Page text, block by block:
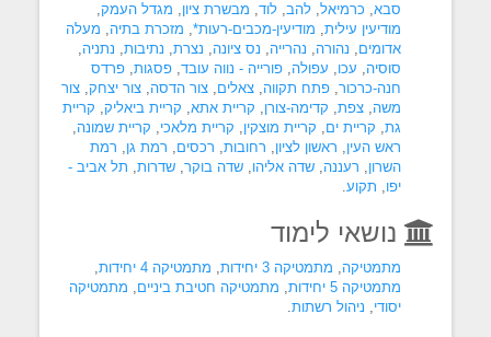
סבא, כרמיאל, להב, לוד, מבשרת ציון, מגדל העמק,
מודיעין עילית, מודיעין-מכבים-רעות*, מזכרת בתיה, מעלה
אדומים, נהורה, נהרייה, נס ציונה, נצרת, נתיבות, נתניה,
סוסיה, עכו, עפולה, פורייה - נווה עובד, פסגות, פרדס
חנה-כרכור, פתח תקווה, צאלים, צור הדסה, צור יצחק, צור
משה, צפת, קדימה-צורן, קריית אתא, קריית ביאליק, קריית
גת, קריית ים, קריית מוצקין, קריית מלאכי, קריית שמונה,
ראש העין, ראשון לציון, רחובות, רכסים, רמת גן, רמת
השרון, רעננה, שדה אליהו, שדה בוקר, שדרות, תל אביב -
יפו, תקוע.
נושאי לימוד
מתמטיקה, מתמטיקה 3 יחידות , מתמטיקה 4 יחידות
,
מתמטיקה 5 יחידות
, מתמטיקה חטיבת ביניים, מתמטיקה
יסודי, ניהול רשתות.